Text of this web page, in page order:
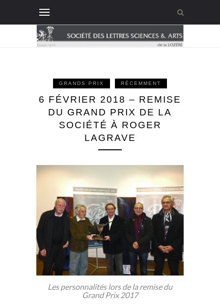
GRANDS PRIX RÉCEMMENT
6 FÉVRIER 2018 – REMISE
DU GRAND PRIX DE LA
SOCIÉTÉ À ROGER
LAGRAVE
Les personnalités lors de la remise du
Grand Prix 2017